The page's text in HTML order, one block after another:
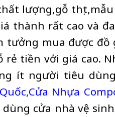
lượng,gỗ
thành rất cao và
tưởng mua được đồ
rẻ tiền với giá cao.
ít người tiêu
,Cửa Nhựa
cửa nhà vệ